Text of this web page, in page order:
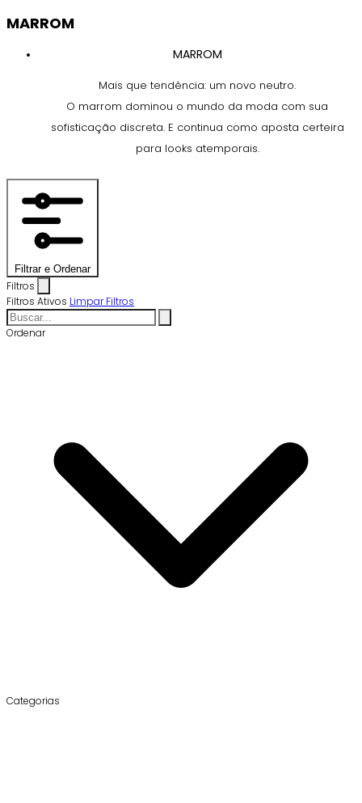
MARROM
MARROM
Mais que tendência: um novo neutro.
O marrom dominou o mundo da moda com sua
sofisticação discreta. E continua como aposta certeira
para looks atemporais.
Filtrar e Ordenar
Filtros
Filtros Ativos Limpar Filtros
Ordenar
Categorias